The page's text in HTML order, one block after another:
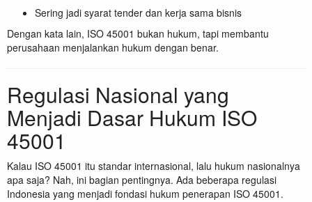
Sering jadi syarat tender dan kerja sama bisnis
Dengan kata lain, ISO 45001 bukan hukum, tapi membantu
perusahaan menjalankan hukum dengan benar.
Regulasi Nasional yang
Menjadi Dasar Hukum ISO
45001
Kalau ISO 45001 itu standar internasional, lalu hukum nasionalnya
apa saja? Nah, ini bagian pentingnya. Ada beberapa regulasi
Indonesia yang menjadi fondasi hukum penerapan ISO 45001.